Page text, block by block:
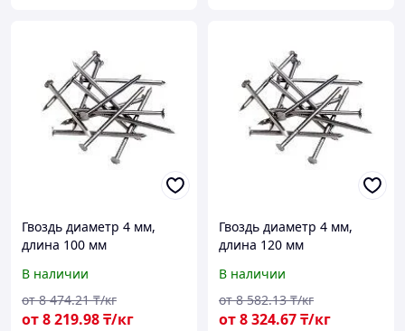
Гвоздь диаметр 4 мм,
длина 100 мм
В наличии
от8 219.98₸/кг
от 8 474.21 ₸/кг
Гвоздь диаметр 4 мм,
длина 120 мм
В наличии
от8 324.67₸/кг
от 8 582.13 ₸/кг